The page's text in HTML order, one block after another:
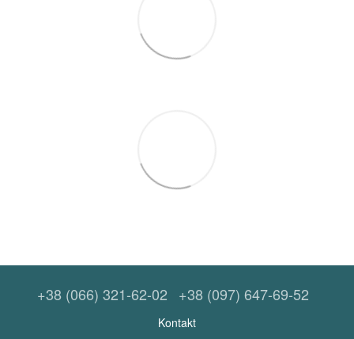
+38 (066) 321-62-02 +38 (097) 647-69-52
Kontakt